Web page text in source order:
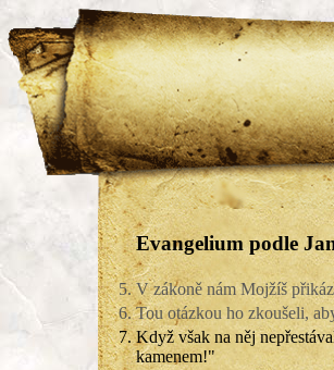
Evangelium podle
5. V zákoně nám Mojžíš
6. Tou otázkou ho zkoušeli,
7. Když však na něj
kamenem!"